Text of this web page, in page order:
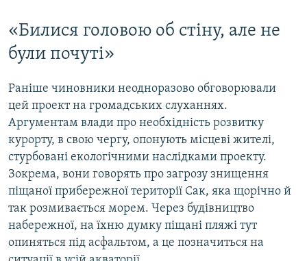
«Билися головою об стіну, але не
були почуті»
Раніше чиновники неодноразово обговорювали
цей проект на громадських слуханнях.
Аргументам влади про необхідність розвитку
курорту, в свою чергу, опонують місцеві жителі,
стурбовані екологічними наслідками проекту.
Зокрема, вони говорять про загрозу знищення
піщаної прибережної території Сак, яка щорічно й
так розмивається морем. Через будівництво
набережної, на їхню думку піщані пляжі тут
опиняться під асфальтом, а це позначиться на